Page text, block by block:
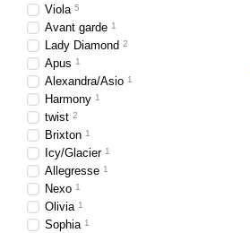
Viola 5
Avant garde 1
Lady Diamond 2
Apus 1
Alexandra/Asio 1
Harmony 1
twist 2
Brixton 1
Icy/Glacier 1
Allegresse 1
Nexo 1
Olivia 1
Sophia 1